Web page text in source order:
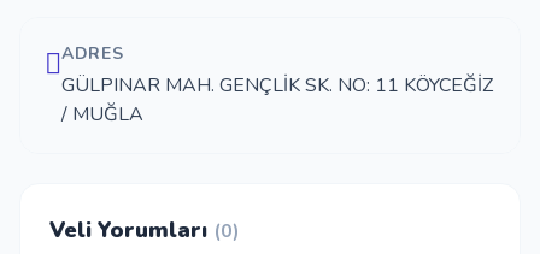
Okul Ekle
ADRES
GÜLPINAR MAH. GENÇLİK SK. NO: 11 KÖYCEĞİZ
/ MUĞLA
Veli Yorumları (0)